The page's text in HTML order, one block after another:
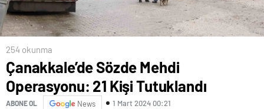
254 okunma
Çanakkale’de Sözde Mehdi
Operasyonu: 21 Kişi Tutuklandı
ABONE OL News 1 Mart 2024 00:21